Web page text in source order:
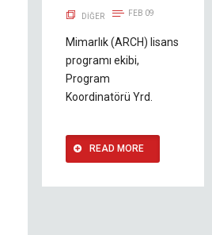
DIĞER FEB 09
Mimarlık (ARCH) lisans
programı ekibi,
Program
Koordinatörü Yrd.
READ MORE